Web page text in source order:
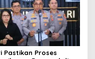
Pastikan Proses